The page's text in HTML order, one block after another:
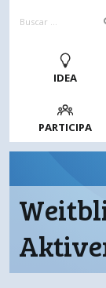
IDEA
PARTICIPA